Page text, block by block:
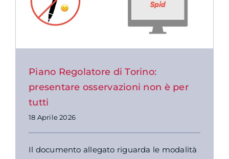
Piano Regolatore di Torino:
presentare osservazioni non è per
tutti
18 Aprile 2026
Il documento allegato riguarda le modalità